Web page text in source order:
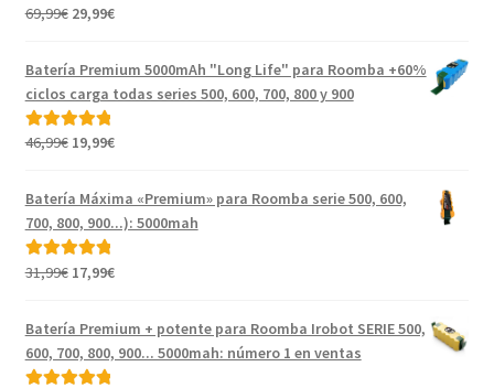
69,99€ El
original
69,99€.
29,99€El
actual
es:
Batería Premium 5000mAh "Long Life" para Roomba +60%
ciclos carga todas series 500, 600, 700, 800 y 900
Valorado con
46,99€ El
original
era:
46,99€.
19,99€El
actual
es:
Batería Máxima «Premium» para Roomba serie 500, 600,
700, 800, 900...): 5000mah
Valorado con
31,99€ El
original
era:
31,99€.
17,99€El
actual
es:
Batería Premium + potente para Roomba Irobot SERIE 500,
600, 700, 800, 900... 5000mah: número 1 en ventas